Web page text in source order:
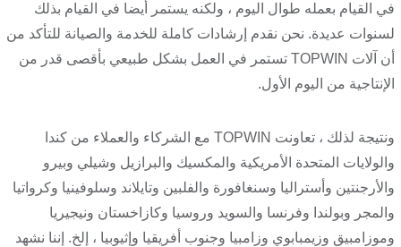
في القيام بعمله طوال اليوم ، ولكنه يستمر أيضا في القيام بذلك
لسنوات عديدة. نحن نقدم إرشادات كاملة للخدمة والصيانة للتأكد من
أن آلات TOPWIN تستمر في العمل بشكل طبيعي بأقصى قدر من
الإنتاجية من اليوم الأول.
ونتيجة لذلك ، تعاونت TOPWIN مع الشركاء والعملاء من كندا
والولايات المتحدة الأمريكية والمكسيك والبرازيل وشيلي وبيرو
والأرجنتين وأستراليا وسنغافورة والفلبين وتايلاند وسلوفينيا وكرواتيا
والمجر وبولندا وفرنسا والسويد وروسيا وكازاخستان ونيجيريا
وموزامبيق وزيمبابوي وزامبيا وجنوب أفريقيا وإثيوبيا ، إلخ. إننا نشهد